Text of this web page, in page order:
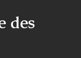
des